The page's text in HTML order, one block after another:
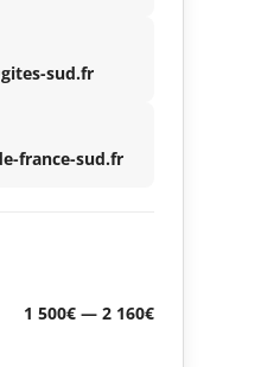
sud.fr
france-sud.fr
1 500€ — 2 160€